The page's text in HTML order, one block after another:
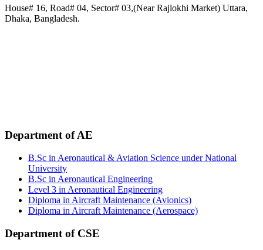
House# 16, Road# 04, Sector# 03,(Near Rajlokhi Market) Uttara,
Dhaka, Bangladesh.
Department of AE
B.Sc in Aeronautical & Aviation Science under National
University
B.Sc in Aeronautical Engineering
Level 3 in Aeronautical Engineering
Diploma in Aircraft Maintenance (Avionics)
Diploma in Aircraft Maintenance (Aerospace)
Department of CSE